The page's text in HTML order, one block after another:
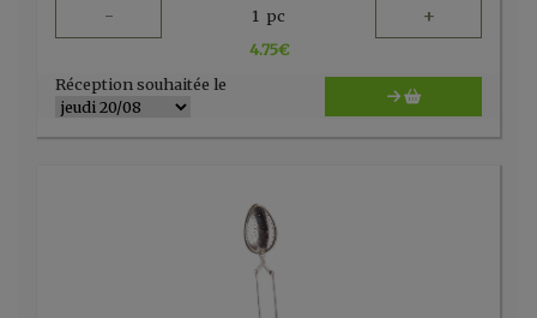
- 1 pc +
4.75€
Réception souhaitée le